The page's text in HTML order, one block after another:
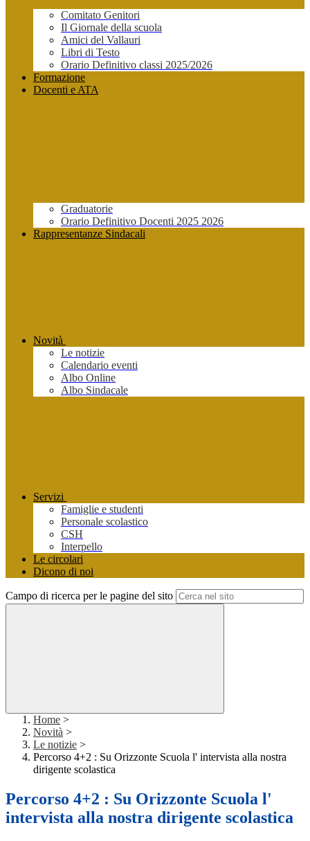
Comitato Genitori
Il Giornale della scuola
Amici del Vallauri
Libri di Testo
Orario Definitivo classi 2025/2026
Formazione
Docenti e ATA
Graduatorie
Orario Definitivo Docenti 2025 2026
Rappresentanze Sindacali
Novità
Le notizie
Calendario eventi
Albo Online
Albo Sindacale
Servizi
Famiglie e studenti
Personale scolastico
CSH
Interpello
Le circolari
Dicono di noi
Campo di ricerca per le pagine del sito
Home >
Novità >
Le notizie >
Percorso 4+2 : Su Orizzonte Scuola l' intervista alla nostra
dirigente scolastica
Percorso 4+2 : Su Orizzonte Scuola l'
intervista alla nostra dirigente scolastica